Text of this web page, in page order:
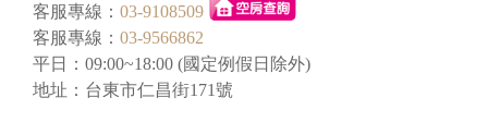
訪客：
林先生
主題：
2023/07/29 包棟
內容：
私密留言，只有版主能看見
客服專線： 03-9108509
客服專線： 03-9566862
平日：09:00~18:00 (國定例假日除外)
地址：台東市仁昌街171號